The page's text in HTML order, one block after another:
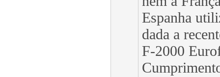
Espanha
dada a
F-2000